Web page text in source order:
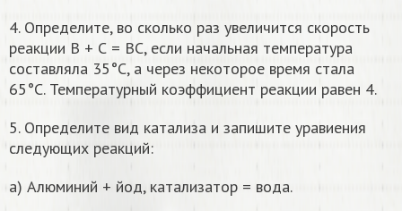
4. Определите, во сколько раз увеличится скорость
реакции В + С = ВС, если начальная температура
составляла 35°C, а через некоторое время стала
65°C. Температурный коэффициент реакции равен 4.
5. Определите вид катализа и запишите уравиения
следующих реакций:
a) Алюминий + йод, катализатор = вода.